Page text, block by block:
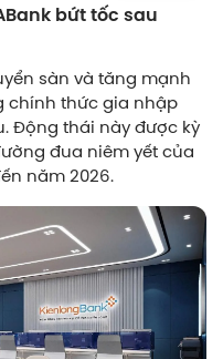
bứt tốc sau
sàn và tăng mạnh
chính thức gia nhập
Động thái này được kỳ
đua niêm yết của
năm 2026.